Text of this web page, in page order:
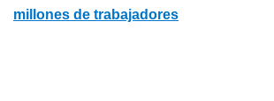
millones de trabajadores